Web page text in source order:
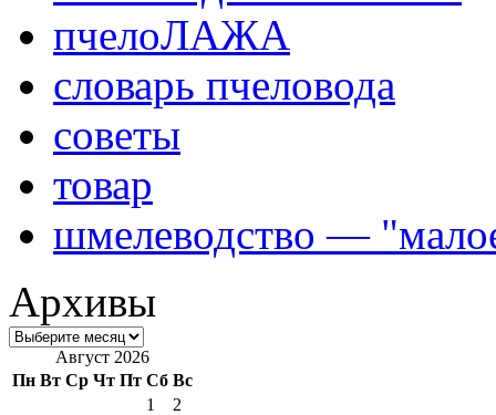
пчелоЛАЖА
словарь пчеловода
советы
товар
шмелеводство —
Архивы
Август 2026
Пн Вт Ср Чт Пт Сб Вс
1
2